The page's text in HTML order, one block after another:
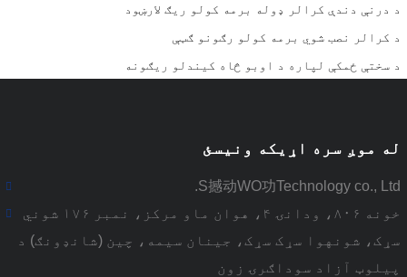
د درنې دندې کرالر ډوله برمه کولو ریګ لارښود
د کرالر نصب شوي برمه کولو رګونو ګټې
د سختې ځمکې لپاره د اوبو څاه کیندلو ریګونه
له موږ سره اړیکه ونیسئ
S撼动WO功Technology co., Ltd.
خونه ۸۰۶، ودانۍ ۴، هوان ماو مرکز، نمبر ۱۷۶ شوني
سړک، شونهوا سړک سړک، جینان سیمه، چین (شانډونګ) د
پیلوټ آزاد سوداګرۍ زون